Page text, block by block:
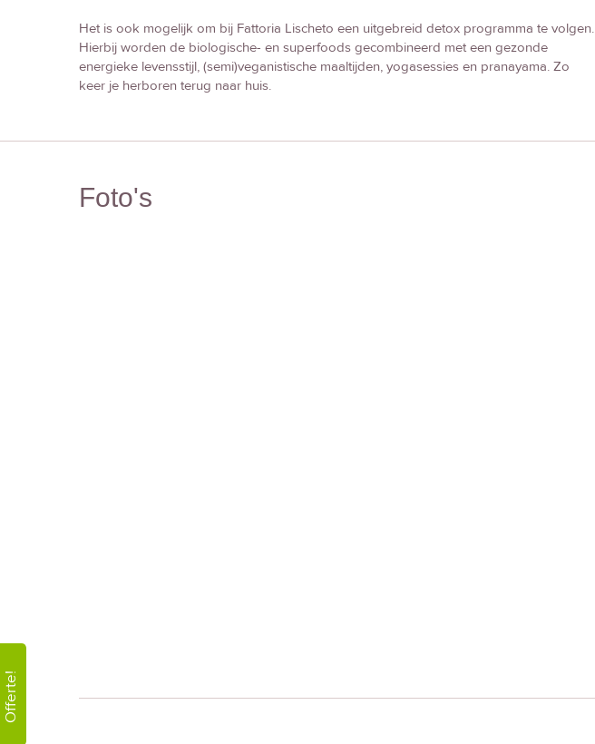
Offerte!
Het is ook mogelijk om bij Fattoria Lischeto een uitgebreid detox programma te volgen.
Hierbij worden de biologische- en superfoods gecombineerd met een gezonde
energieke levensstijl, (semi)veganistische maaltijden, yogasessies en pranayama. Zo
keer je herboren terug naar huis.
Foto's